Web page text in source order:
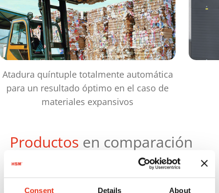
Consent Details About
Atadura quíntuple totalmente automática
para un resultado óptimo en el caso de
materiales expansivos
Productos en comparación
Peso